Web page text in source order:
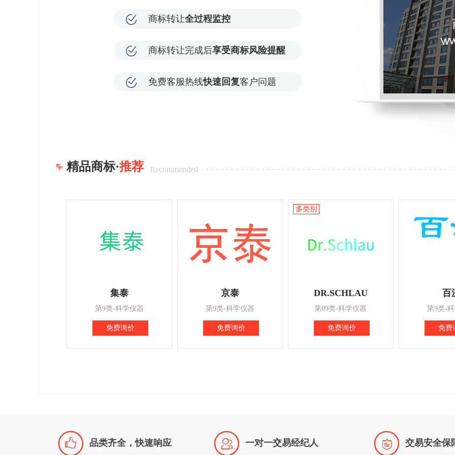
商标转让全过程监控
商标转让完成后享受商标风险提醒
免费客服热线快速回复客户问题
精品商标·推荐 Recommended
集泰
第9类-科学仪器
免费询价
京泰
第9类-科学仪器
免费询价
DR.SCHLAU
第09类-科学仪器
免费询价
多类别
百
第9类-
免费
 品类齐全，快速响应  一对一交易经纪人  交易安全保